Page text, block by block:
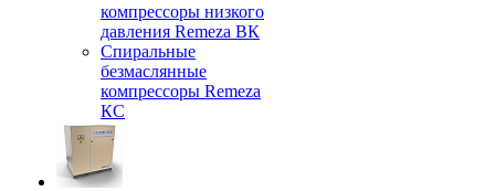
компрессоры низкого
давления Remeza ВК
Спиральные
безмаслянные
компрессоры Remeza
КС